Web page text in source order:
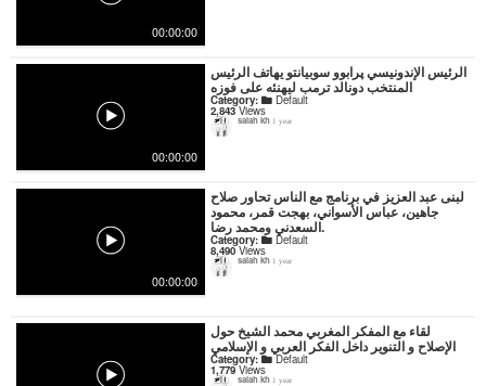
00:00:00
00:00:00
الرئيس الإندونيسي پرابوو سوبيانتو يهاتف الرئيس
المنتخب دونالد ترمب ليهنئه على فوزه
Category: Default
2,843Views
salah kh 1 year
00:00:00
لبنى عبد العزيز في برنامج مع الناس تحاور صلاح
جاهين، عباس الأسواني، بهجت قمر، محمود
السعدني ومحمد رضا.
Category: Default
8,490Views
salah kh 1 year
لقاء مع المفكر المغربي محمد الشيخ حول
الإصلاح و التنوير داخل الفكر العربي و الإسلامي
Category: Default
1,779Views
salah kh 1 year